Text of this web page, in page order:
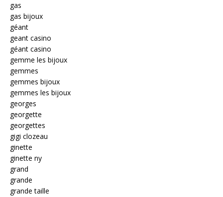
gas
gas bijoux
géant
geant casino
géant casino
gemme les bijoux
gemmes
gemmes bijoux
gemmes les bijoux
georges
georgette
georgettes
gigi clozeau
ginette
ginette ny
grand
grande
grande taille